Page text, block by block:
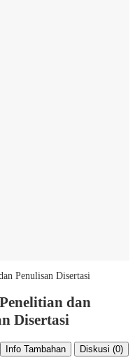
Penulisan Disertasi
dan
Disertasi
Info Tambahan Diskusi (0)